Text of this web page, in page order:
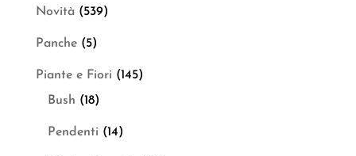
Novità (539)
Panche (5)
Piante e Fiori (145)
Bush (18)
Pendenti (14)